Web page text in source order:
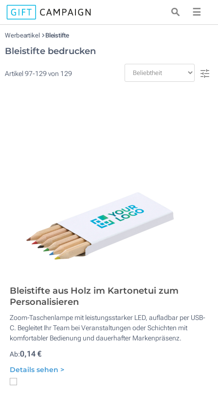
☰
Werbeartikel Bleistifte
Bleistifte bedrucken
Artikel97-129von 129
Bleistifte aus Holz im Kartonetui zum
Personalisieren
Zoom-Taschenlampe mit leistungsstarker LED, aufladbar per USB-
C. Begleitet Ihr Team bei Veranstaltungen oder Schichten mit
komfortabler Bedienung und dauerhafter Markenpräsenz.
Ab:0,14 €
Details sehen >